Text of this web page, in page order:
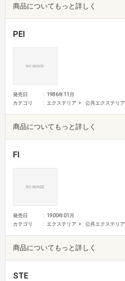
商品についてもっと詳しく
PEI
発売日
1986年11月
カテゴリ
エクステリア 公共エクステリア
商品についてもっと詳しく
FI
発売日
1900年01月
カテゴリ
エクステリア 公共エクステリア
商品についてもっと詳しく
STE